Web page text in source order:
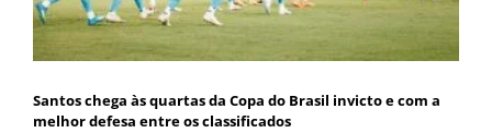
Santos chega às quartas da Copa do Brasil invicto e com a
melhor defesa entre os classificados